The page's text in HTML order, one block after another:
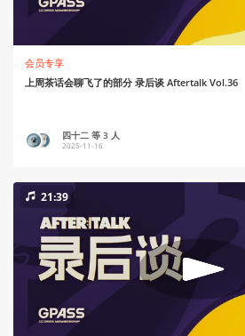
会员专享
上周茶话会聊飞了的部分 录后谈 Aftertalk Vol.36
四十二 等 3 人
2025-11-16
21:39